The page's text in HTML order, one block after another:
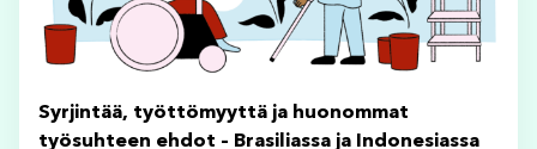
Syrjintää, työttömyyttä ja huonommat
työsuhteen ehdot – Brasiliassa ja Indonesiassa